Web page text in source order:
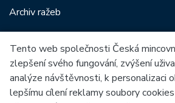
Archiv ražeb
Mezi naše partnery patří:
Tento web společnosti Česká
zlepšení svého fungování, zvýšení
analýze návštěvnosti, k personalizaci
lepšímu cílení reklamy soubory